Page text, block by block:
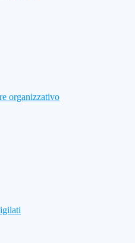
organizzativo